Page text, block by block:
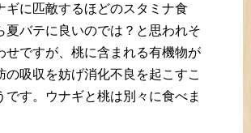
ギに匹敵するほどのスタミナ食
夏バテに良いのでは？と思われそ
せですが、桃に含まれる有機物が
の吸収を妨げ消化不良を起こすこ
です。ウナギと桃は別々に食べま